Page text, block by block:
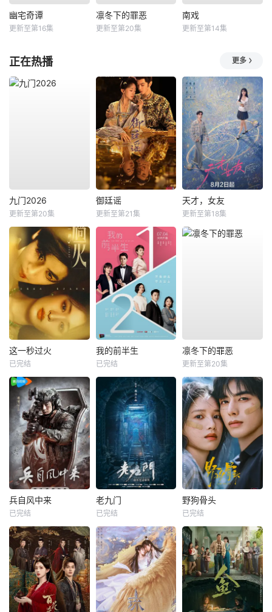
幽宅奇谭
更新至第16集
凛冬下的罪恶
更新至第20集
南戏
更新至第14集
正在热播 更多
九门2026
更新至第20集
御廷谣
更新至第21集
天才，女友
更新至第18集
这一秒过火
已完结
我的前半生
已完结
凛冬下的罪恶
更新至第20集
兵自风中来
已完结
老九门
已完结
野狗骨头
已完结